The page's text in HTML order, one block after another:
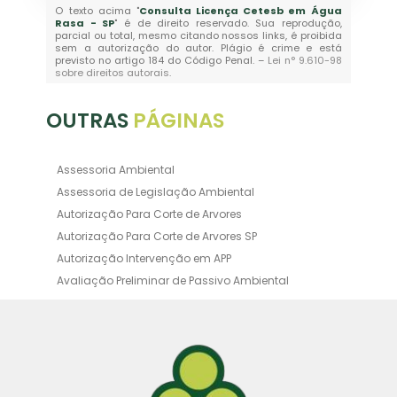
O texto acima "Consulta Licença Cetesb em Água
Rasa - SP" é de direito reservado. Sua reprodução,
parcial ou total, mesmo citando nossos links, é proibida
sem a autorização do autor. Plágio é crime e está
previsto no artigo 184 do Código Penal. – Lei n° 9.610-98
sobre direitos autorais.
OUTRAS PÁGINAS
Assessoria Ambiental
Assessoria de Legislação Ambiental
Autorização Para Corte de Arvores
Autorização Para Corte de Arvores SP
Autorização Intervenção em APP
Avaliação Preliminar de Passivo Ambiental
Certificado de Movimentação de Resíduos de
Certificado de Movimentação de Resíduos de
Interesse Ambiental Cadri